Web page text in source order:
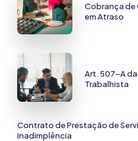
Cobrança de
em Atraso
Art. 507-A da
Trabalhista
Contrato de Prestação de
Inadimplência